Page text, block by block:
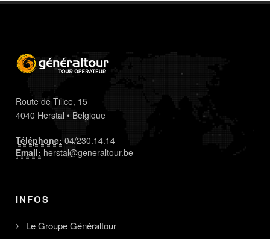
Route de Tilice, 15
4040 Herstal • Belgique
Téléphone: 04/230.14.14
Email: herstal@generaltour.be
INFOS
Le Groupe Généraltour